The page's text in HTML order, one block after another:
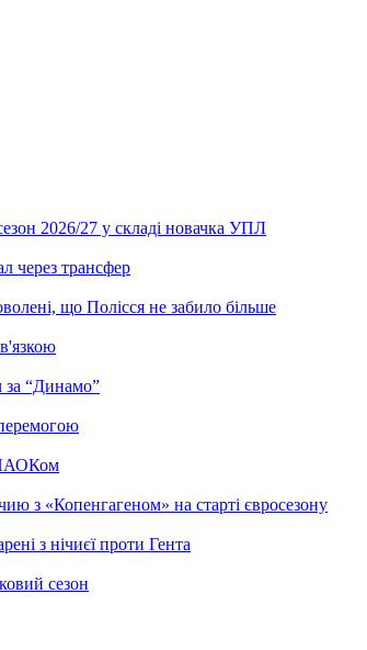
2026/27 у складі новачка УПЛ
через трансфер
що Полісся не забило більше
за “Динамо”
з «Копенгагеном» на старті євросезону
з нічиєї проти Гента
сезон